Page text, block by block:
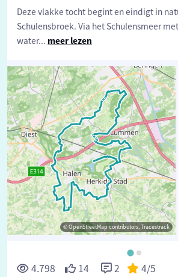
Deze vlakke tocht begint en eindigt in
Schulensbroek. Via het Schulensmeer
water... meer lezen
© OpenStreetMap contributors, Tracestrack
4.798 14 2 4/5